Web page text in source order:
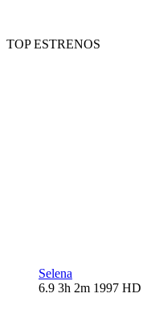
TOP ESTRENOS
Selena
6.9 3h 2m 1997 HD